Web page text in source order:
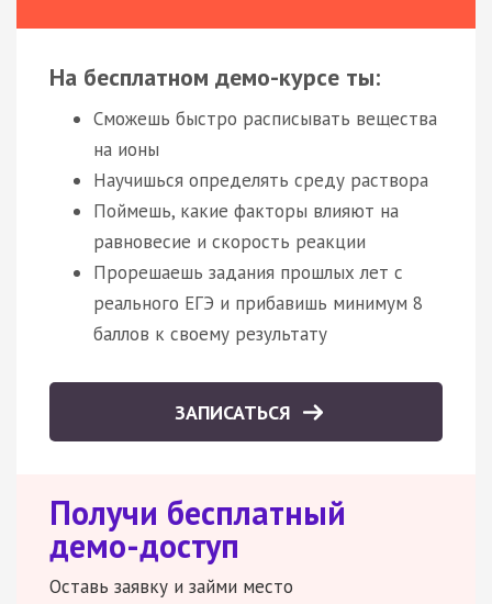
На бесплатном демо-курсе ты:
Сможешь быстро расписывать вещества
на ионы
Научишься определять среду раствора
Поймешь, какие факторы влияют на
равновесие и скорость реакции
Прорешаешь задания прошлых лет с
реального ЕГЭ и прибавишь минимум 8
баллов к своему результату
ЗАПИСАТЬСЯ
Получи бесплатный
демо-доступ
Оставь заявку и займи место